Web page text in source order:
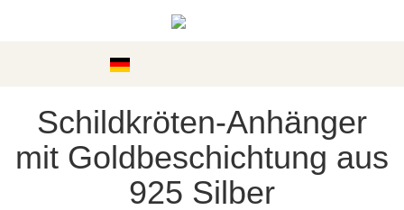
Schildkröten-Anhänger
mit Goldbeschichtung aus
925 Silber